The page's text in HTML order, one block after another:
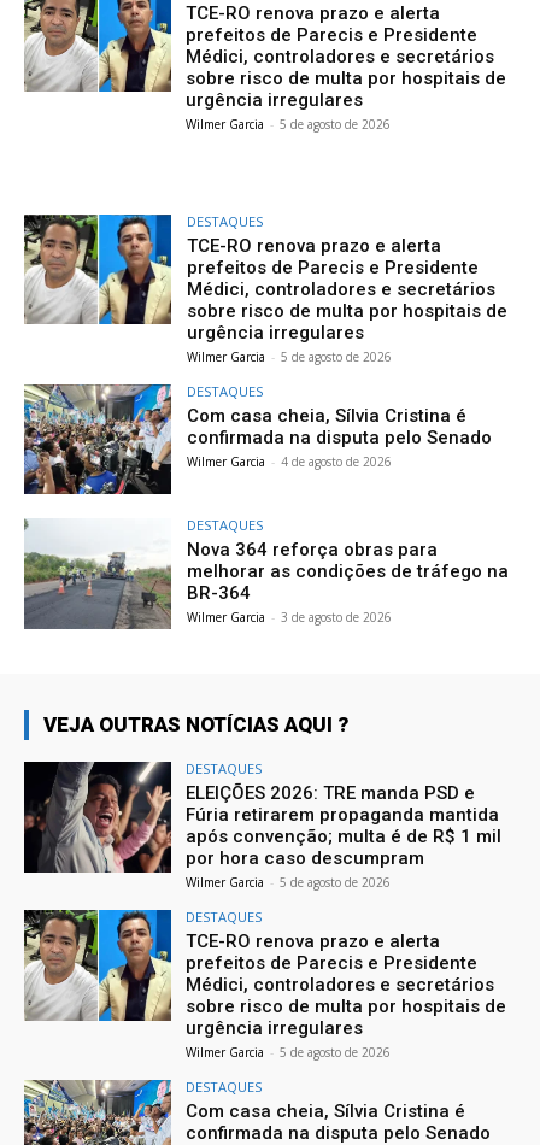
TCE-RO renova prazo e alerta
prefeitos de Parecis e Presidente
Médici, controladores e secretários
sobre risco de multa por hospitais de
urgência irregulares
Wilmer Garcia - 5 de agosto de 2026
DESTAQUES
TCE-RO renova prazo e alerta
prefeitos de Parecis e Presidente
Médici, controladores e secretários
sobre risco de multa por hospitais de
urgência irregulares
Wilmer Garcia - 5 de agosto de 2026
DESTAQUES
Com casa cheia, Sílvia Cristina é
confirmada na disputa pelo Senado
Wilmer Garcia - 4 de agosto de 2026
DESTAQUES
Nova 364 reforça obras para
melhorar as condições de tráfego na
BR-364
Wilmer Garcia - 3 de agosto de 2026
VEJA OUTRAS NOTÍCIAS AQUI ?
DESTAQUES
ELEIÇÕES 2026: TRE manda PSD e
Fúria retirarem propaganda mantida
após convenção; multa é de R$ 1 mil
por hora caso descumpram
Wilmer Garcia - 5 de agosto de 2026
DESTAQUES
TCE-RO renova prazo e alerta
prefeitos de Parecis e Presidente
Médici, controladores e secretários
sobre risco de multa por hospitais de
urgência irregulares
Wilmer Garcia - 5 de agosto de 2026
DESTAQUES
Com casa cheia, Sílvia Cristina é
confirmada na disputa pelo Senado